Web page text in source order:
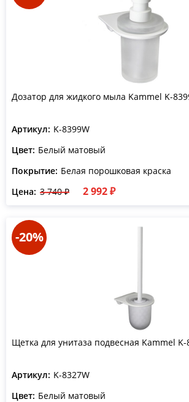
Дозатор для жидкого мыла Kammel K-
Артикул: K-8399W
Цвет: Белый матовый
Покрытие: Белая порошковая краска
Цена: 3 740 ₽ 2 992 ₽
-20%
Щетка для унитаза подвесная Kammel K-
Артикул: K-8327W
Цвет: Белый матовый